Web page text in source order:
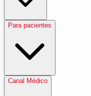
Para pacientes
Canal Médico